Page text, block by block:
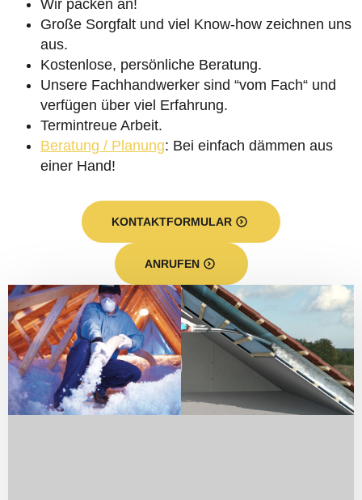
Wir packen an!
Große Sorgfalt und viel Know-how zeichnen uns
aus.
Kostenlose, persönliche Beratung.
Unsere Fachhandwerker sind “vom Fach“ und
verfügen über viel Erfahrung.
Termintreue Arbeit.
Beratung / Planung: Bei einfach dämmen aus
einer Hand!
KONTAKTFORMULAR
ANRUFEN